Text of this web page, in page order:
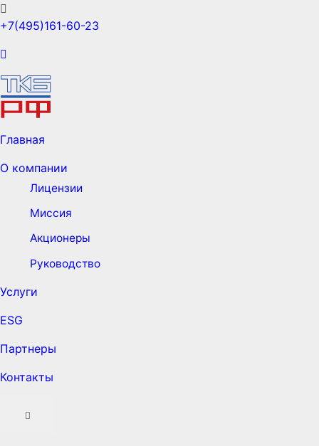
+7(495)161-60-23
Главная
О компании
Лицензии
Миссия
Акционеры
Руководство
Услуги
ESG
Партнеры
Контакты